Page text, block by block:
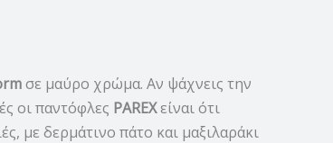
σε μαύρο χρώμα. Αν ψάχνεις την
οι παντόφλες PAREXείναι ότι
με δερμάτινο πάτο και μαξιλαράκι